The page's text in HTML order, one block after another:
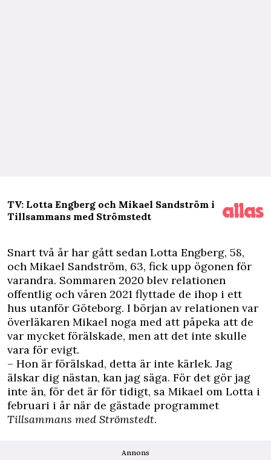
TV: Lotta Engberg och Mikael Sandström i
Tillsammans med Strömstedt
Snart två år har gått sedan Lotta Engberg, 58,
och Mikael Sandström, 63, fick upp ögonen för
varandra. Sommaren 2020 blev relationen
offentlig och våren 2021 flyttade de ihop i ett
hus utanför Göteborg. I början av relationen var
överläkaren Mikael noga med att påpeka att de
var mycket förälskade, men att det inte skulle
vara för evigt.
– Hon är förälskad, detta är inte kärlek. Jag
älskar dig nästan, kan jag säga. För det gör jag
inte än, för det är för tidigt, sa Mikael om Lotta i
februari i år när de gästade programmet
Tillsammans med Strömstedt.
Annons